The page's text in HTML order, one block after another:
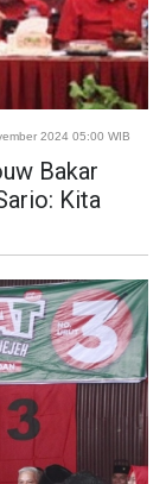
2024 05:00 WIB
Bakar
Kita